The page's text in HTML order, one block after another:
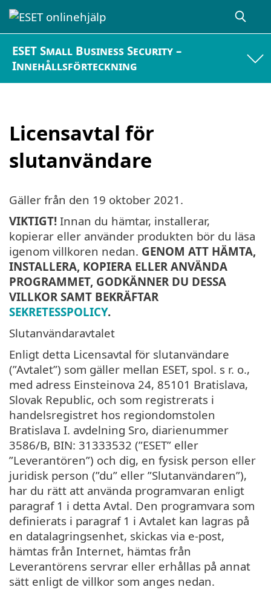
ESET Small Business Security –
Innehållsförteckning
Licensavtal för
slutanvändare
Gäller från den 19 oktober 2021 .
VIKTIGT! Innan du hämtar, installerar,
kopierar eller använder produkten bör du läsa
igenom villkoren nedan. GENOM ATT HÄMTA,
INSTALLERA, KOPIERA ELLER ANVÄNDA
PROGRAMMET, GODKÄNNER DU DESSA
VILLKOR SAMT BEKRÄFTAR
SEKRETESSPOLICY.
Slutanvändaravtalet
Enligt detta Licensavtal för slutanvändare
(”Avtalet”) som gäller mellan ESET, spol. s r. o.,
med adress Einsteinova 24, 85101 Bratislava,
Slovak Republic, och som registrerats i
handelsregistret hos regiondomstolen
Bratislava I. avdelning Sro, diarienummer
3586/B, BIN: 31333532 (”ESET” eller
”Leverantören”) och dig, en fysisk person eller
juridisk person (”du” eller ”Slutanvändaren”),
har du rätt att använda programvaran enligt
paragraf 1 i detta Avtal. Den programvara som
definierats i paragraf 1 i Avtalet kan lagras på
en datalagringsenhet, skickas via e-post,
hämtas från Internet, hämtas från
Leverantörens servrar eller erhållas på annat
sätt enligt de villkor som anges nedan.